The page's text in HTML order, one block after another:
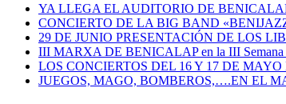
YA LLEGA EL AUDITORIO DE
CONCIERTO DE LA BIG BAND
29 DE JUNIO PRESENTACIÓN DE LOS
III MARXA DE BENICALAP en la III Semana
LOS CONCIERTOS DEL 16 Y 17 DE
JUEGOS, MAGO, BOMBEROS,….EN EL